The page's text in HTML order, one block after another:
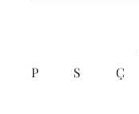
P S Ç